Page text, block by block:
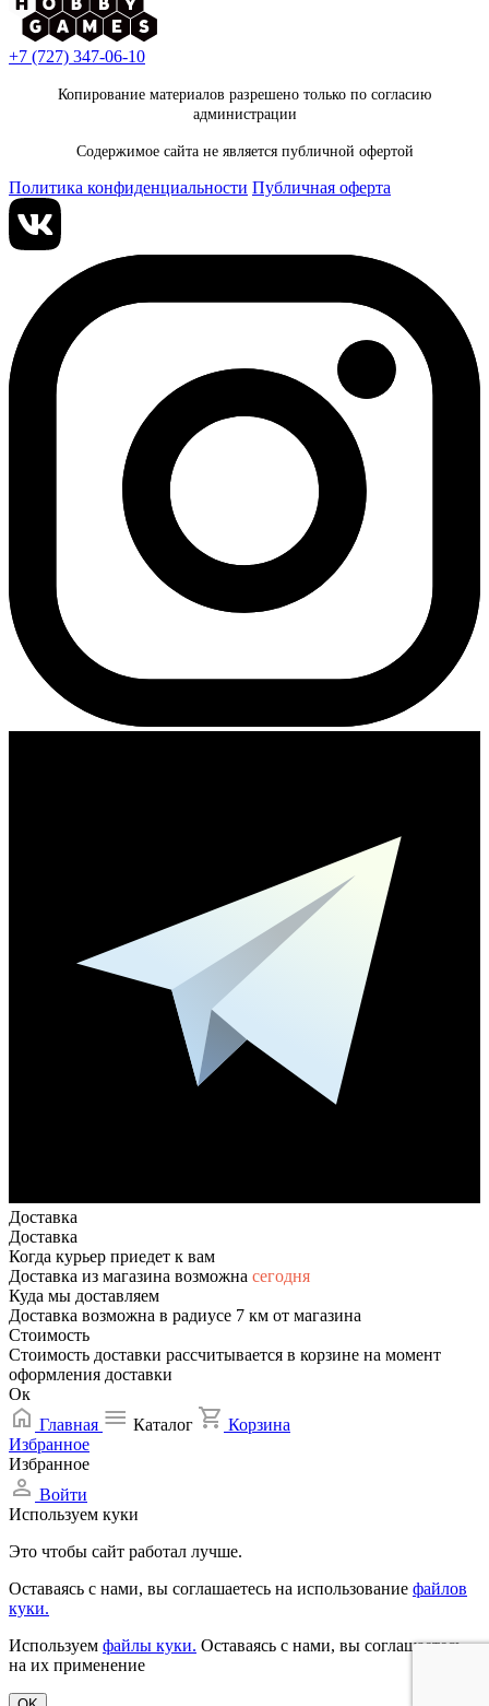
+7 (727) 347-06-10
Копирование материалов разрешено только по согласию
администрации
Содержимое сайта не является публичной офертой
Политика конфиденциальности Публичная оферта
Доставка
Доставка
Когда курьер приедет к вам
Доставка из магазина возможна сегодня
Куда мы доставляем
Доставка возможна в радиусе 7 км от магазина
Стоимость
Стоимость доставки рассчитывается в корзине на момент
оформления доставки
Ок
Главная
Каталог
Корзина
Избранное
Избранное
Войти
Используем куки
Это чтобы сайт работал лучше.
Оставаясь с нами, вы соглашаетесь на использование файлов
куки.
Используем файлы куки. Оставаясь с нами, вы соглашаетесь
на их применение